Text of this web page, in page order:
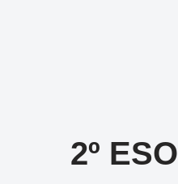
2º ESO